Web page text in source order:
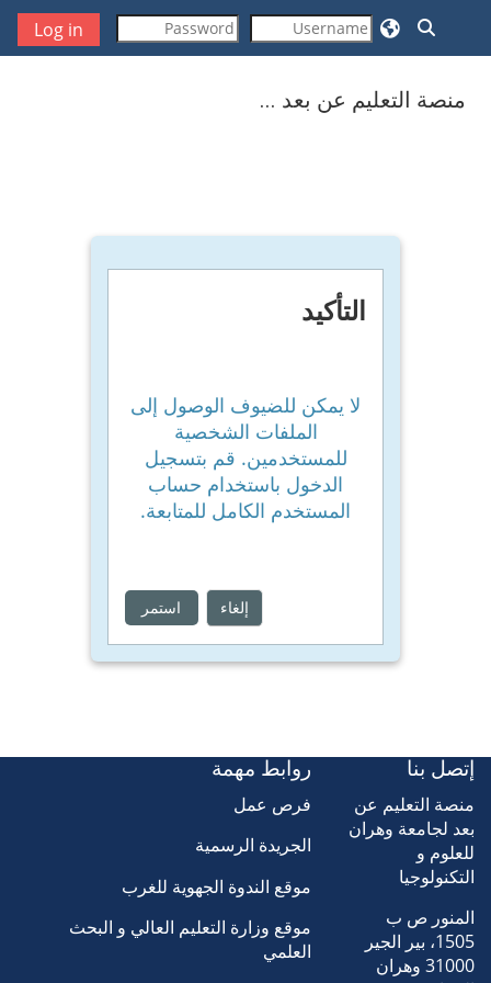
تخطى إلى المحتوى الرئيسي
تبديل إدخال البحث
Log in
منصة التعليم عن بعد ...
التأكيد
لا يمكن للضيوف الوصول إلى
الملفات الشخصية
للمستخدمين. قم بتسجيل
الدخول باستخدام حساب
المستخدم الكامل للمتابعة.
إلغاء استمر
إتصل بنا
منصة التعليم عن
بعد لجامعة وهران
للعلوم و
التكنولوجيا
المنور ص ب
1505، بير الجير
31000 وهران
روابط مهمة
فرص عمل
الجريدة الرسمية
موقع الندوة الجهوية للغرب
موقع وزارة التعليم العالي و البحث
العلمي